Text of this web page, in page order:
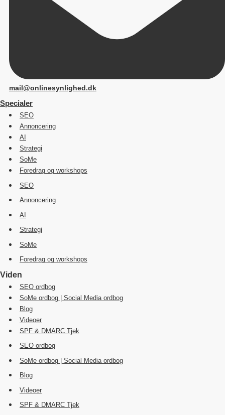
mail@onlinesynlighed.dk
Specialer
SEO
Annoncering
AI
Strategi
SoMe
Foredrag og workshops
SEO
Annoncering
AI
Strategi
SoMe
Foredrag og workshops
Viden
SEO ordbog
SoMe ordbog | Social Media ordbog
Blog
Videoer
SPF & DMARC Tjek
SEO ordbog
SoMe ordbog | Social Media ordbog
Blog
Videoer
SPF & DMARC Tjek